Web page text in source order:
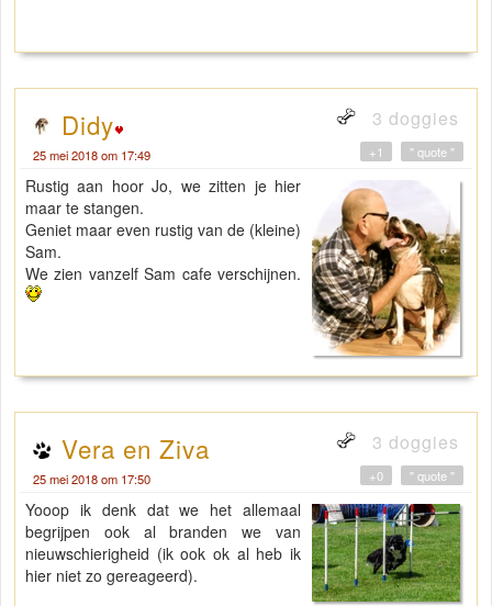
Didy 3 doggies
25 mei 2018 om 17:49 " quote "
+1
Rustig aan hoor Jo, we zitten je hier
maar te stangen.
Geniet maar even rustig van de (kleine)
Sam.
We zien vanzelf Sam cafe verschijnen.
Vera en Ziva 3 doggies
25 mei 2018 om 17:50 " quote "
+0
Yooop ik denk dat we het allemaal
begrijpen ook al branden we van
nieuwschierigheid (ik ook ok al heb ik
hier niet zo gereageerd).